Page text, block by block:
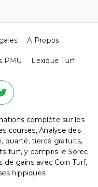
A Propos
PMU Lexique Turf
complète sur les
courses, Analyse des
quarté, tiercé gratuits,
turf, y compris le Sorec
de gains avec Coin Turf,
hippiques.